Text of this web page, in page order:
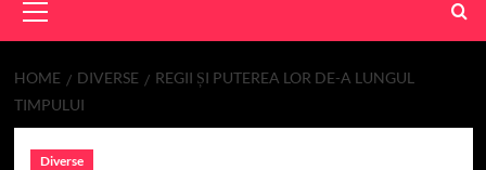
Menu
HOME DIVERSE
REGII ȘI PUTEREA LOR DE-A LUNGUL
TIMPULUI
Diverse